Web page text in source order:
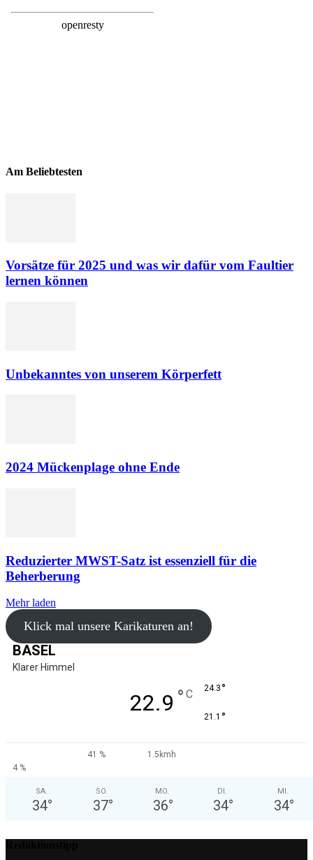
Am Beliebtesten
Vorsätze für 2025 und was wir dafür vom Faultier
lernen können
Unbekanntes von unserem Körperfett
2024 Mückenplage ohne Ende
Reduzierter MWST-Satz ist essenziell für die
Beherberung
Mehr laden
Klick mal unsere Karikaturen an!
BASEL
Klarer Himmel
22.9 ° C 24.3 °
21.1 °
41 %
1.5kmh
4 %
SA.
34°
SO.
37°
MO.
36°
DI.
34°
MI.
34°